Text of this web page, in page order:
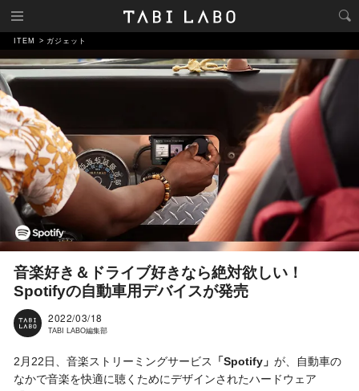
ITEM ガジェット
音楽好き＆ドライブ好きなら絶対欲しい！
Spotifyの自動車用デバイスが発売
2022/03/18
TABI LABO編集部
2月22日、音楽ストリーミングサービス 「Spotify」 が、自動車の
なかで音楽を快適に聴くためにデザインされたハードウェア